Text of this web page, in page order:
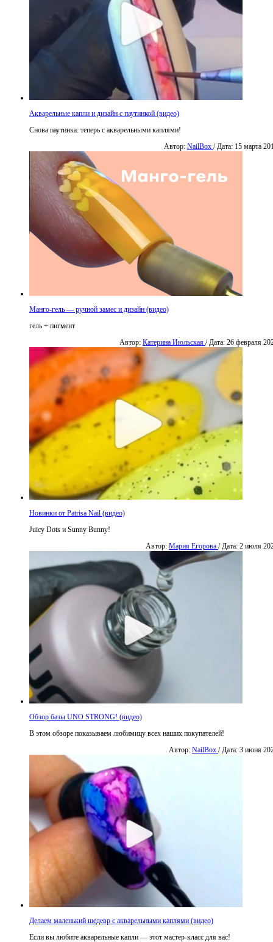
Акварельные капли и дизайн с паутинкой (видео)
Снова паутинка: теперь с акварельными каплями!
Автор: NailBox / Дата: 15 марта
Манго-гель — ручной замес и дизайн (видео)
гель + пигмент
Автор: Катерина Июльская / Дата: 26 февраля
Новинки от Patrisa Nail (видео)
Juicy Dots и Sunny Bunny!
Автор: Мария Егорова / Дата: 2 июля
Обзор базы UNO STRONG! (видео)
В этом обзоре показываем любимицу всех наших покупателей!
Автор: NailBox / Дата: 3 июня
Делаем маленький шедевр с акварельными каплями (видео)
Если вы любите акварельные капли — этот мастер-класс для вас!